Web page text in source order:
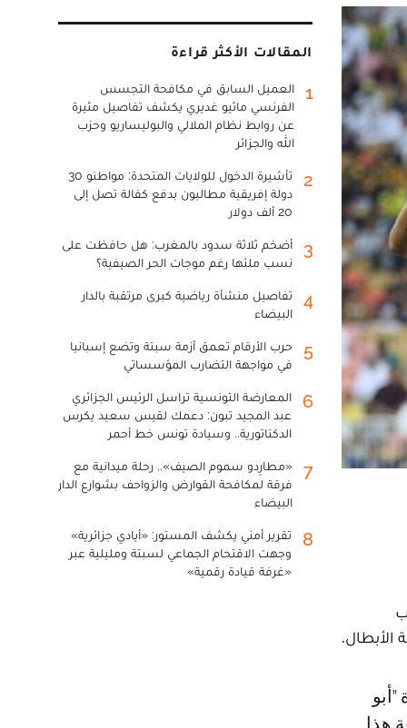
الأبطال.
هذا
المقالات الأكثر قراءة
1
العميل السابق في مكافحة التجسس
الفرنسي ماثيو غديري يكشف تفاصيل مثيرة
عن روابط نظام الملالي والبوليساريو وحزب
الله والجزائر
2
تأشيرة الدخول للولايات المتحدة: مواطنو 30
دولة إفريقية مطالبون بدفع كفالة تصل إلى
20 ألف دولار
3
أضخم ثلاثة سدود بالمغرب: هل حافظت على
نسب ملئها رغم موجات الحر الصيفية؟
4
تفاصيل منشأة رياضية كبرى مرتقبة بالدار
البيضاء
5
حرب الأرقام تعمق أزمة سبتة وتضع إسبانيا
في مواجهة التضارب المؤسساتي
6
المعارضة التونسية تراسل الرئيس الجزائري
عبد المجيد تبون: دعمك لقيس سعيد يكرس
الدكتاتورية.. وسيادة تونس خط أحمر
7
«مطارِدو سموم الصيف».. رحلة ميدانية مع
فرقة لمكافحة القوارض والزواحف بشوارع الدار
البيضاء
8
تقرير أمني يكشف المستور: «أيادي جزائرية»
وجهت الاقتحام الجماعي لسبتة ومليلية عبر
«غرفة قيادة رقمية»